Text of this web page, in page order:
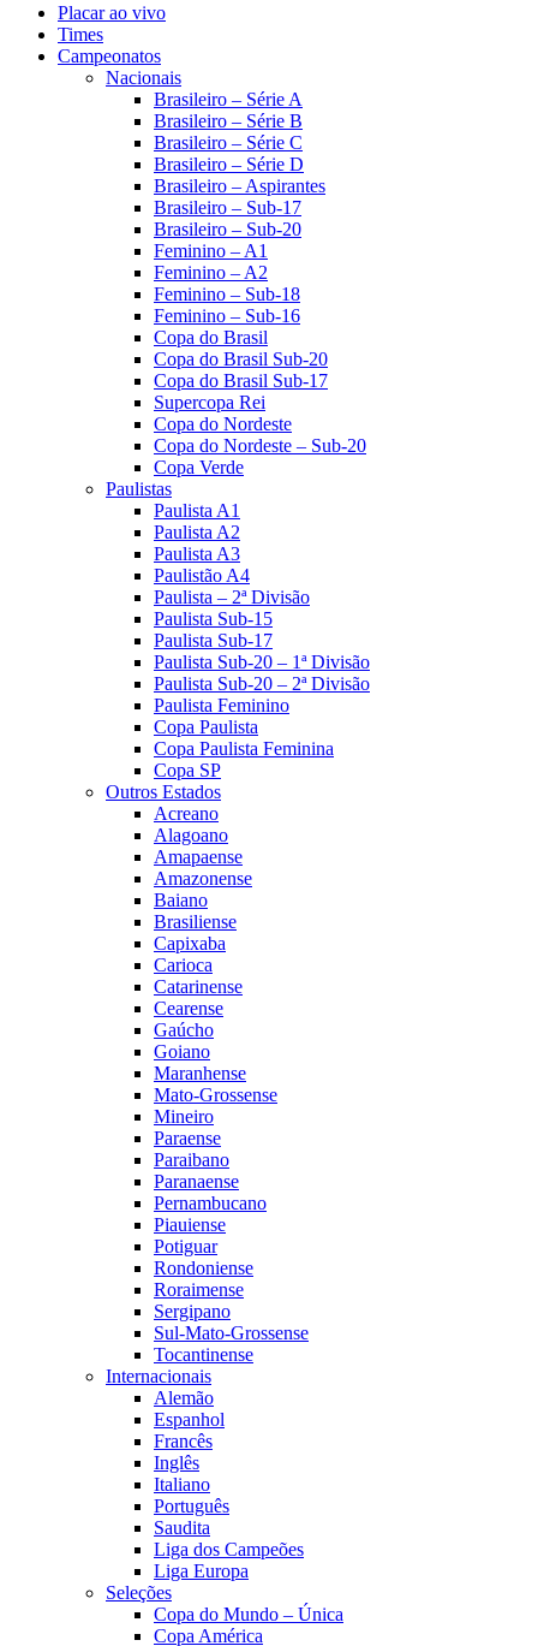
Placar ao vivo
Times
Campeonatos
Nacionais
Brasileiro – Série A
Brasileiro – Série B
Brasileiro – Série C
Brasileiro – Série D
Brasileiro – Aspirantes
Brasileiro – Sub-17
Brasileiro – Sub-20
Feminino – A1
Feminino – A2
Feminino – Sub-18
Feminino – Sub-16
Copa do Brasil
Copa do Brasil Sub-20
Copa do Brasil Sub-17
Supercopa Rei
Copa do Nordeste
Copa do Nordeste – Sub-20
Copa Verde
Paulistas
Paulista A1
Paulista A2
Paulista A3
Paulistão A4
Paulista – 2ª Divisão
Paulista Sub-15
Paulista Sub-17
Paulista Sub-20 – 1ª Divisão
Paulista Sub-20 – 2ª Divisão
Paulista Feminino
Copa Paulista
Copa Paulista Feminina
Copa SP
Outros Estados
Acreano
Alagoano
Amapaense
Amazonense
Baiano
Brasiliense
Capixaba
Carioca
Catarinense
Cearense
Gaúcho
Goiano
Maranhense
Mato-Grossense
Mineiro
Paraense
Paraibano
Paranaense
Pernambucano
Piauiense
Potiguar
Rondoniense
Roraimense
Sergipano
Sul-Mato-Grossense
Tocantinense
Internacionais
Alemão
Espanhol
Francês
Inglês
Italiano
Português
Saudita
Liga dos Campeões
Liga Europa
Seleções
Copa do Mundo – Única
Copa América